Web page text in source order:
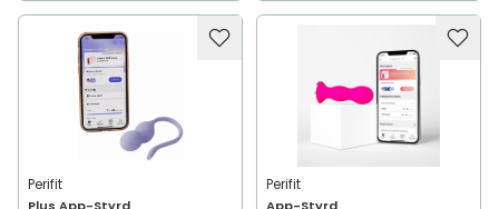
Perifit Perifit